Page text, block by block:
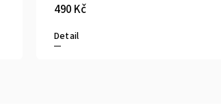
490 Kč
Detail